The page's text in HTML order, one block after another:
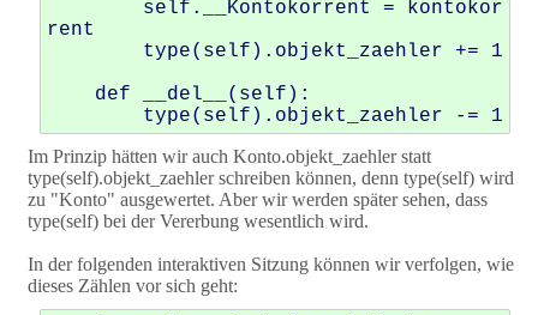
rent
Im Prinzip hätten wir auch Konto.objekt_zaehler statt
type(self).objekt_zaehler schreiben können, denn type(self) wird
zu "Konto" ausgewertet. Aber wir werden später sehen, dass
type(self) bei der Vererbung wesentlich wird.
In der folgenden interaktiven Sitzung können wir verfolgen, wie
dieses Zählen vor sich geht: